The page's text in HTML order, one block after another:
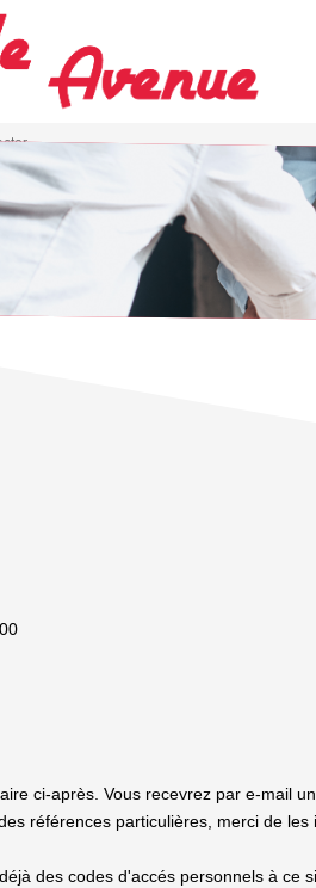
ci-après. Vous recevrez par e-mail
références particulières, merci de les
des codes d'accés personnels à ce